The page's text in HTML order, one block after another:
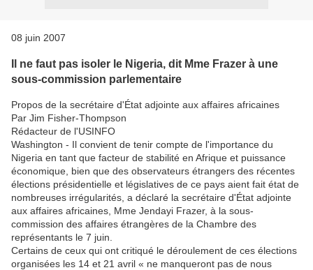
08 juin 2007
Il ne faut pas isoler le Nigeria, dit Mme Frazer à une
sous-commission parlementaire
Propos de la secrétaire d'État adjointe aux affaires africaines
Par Jim Fisher-Thompson
Rédacteur de l'USINFO
Washington - Il convient de tenir compte de l'importance du
Nigeria en tant que facteur de stabilité en Afrique et puissance
économique, bien que des observateurs étrangers des récentes
élections présidentielle et législatives de ce pays aient fait état de
nombreuses irrégularités, a déclaré la secrétaire d'État adjointe
aux affaires africaines, Mme Jendayi Frazer, à la sous-
commission des affaires étrangères de la Chambre des
représentants le 7 juin.
Certains de ceux qui ont critiqué le déroulement de ces élections
organisées les 14 et 21 avril « ne manqueront pas de nous